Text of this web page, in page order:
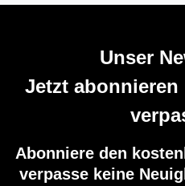
Unser
Jetzt
Abonniere den
verpasse keine